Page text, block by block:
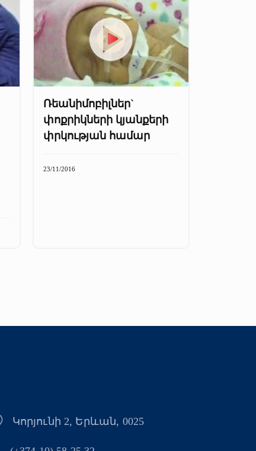
Ռեանիմոբիլներ`
փոքրիկների կյանքերի
փրկության համար
23/11/2016
Կորյունի 2, Երևան, 0025